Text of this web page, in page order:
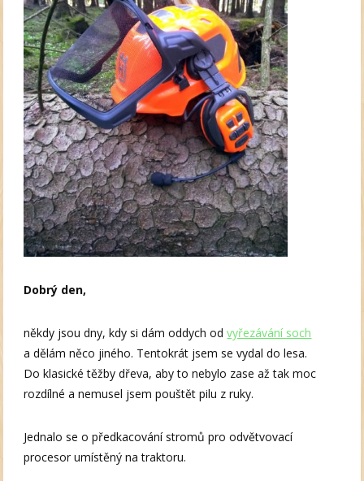
Dobrý den,
někdy jsou dny, kdy si dám oddych odvyřezávání soch
a dělám něco jiného. Tentokrát jsem se vydal do lesa.
Do klasické těžby dřeva, aby to nebylo zase až tak moc
rozdílné a nemusel jsem pouštět pilu z ruky.
Jednalo se o předkacování stromů pro odvětvovací
procesor umístěný na traktoru.